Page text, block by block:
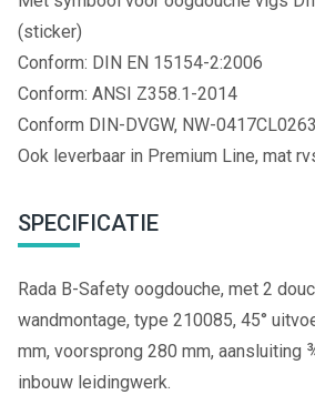
(sticker)
Conform: DIN EN 15154-2:2006
Conform: ANSI Z358.1-2014
Conform DIN-DVGW, NW-0417CL0263
Ook leverbaar in Premium Line, mat
SPECIFICATIE
Rada B-Safety oogdouche, met 2
wandmontage, type 210085, 45°
mm, voorsprong 280 mm, aansluiting
inbouw leidingwerk.